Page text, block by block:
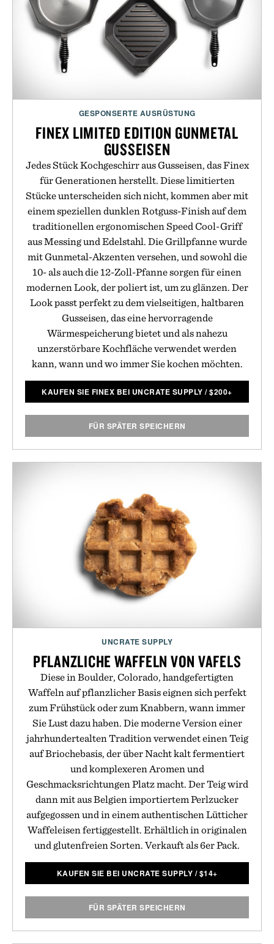
GESPONSERTE AUSRÜSTUNG
FINEX LIMITED EDITION GUNMETAL
GUSSEISEN
Jedes Stück Kochgeschirr aus Gusseisen, das Finex
für Generationen herstellt. Diese limitierten
Stücke unterscheiden sich nicht, kommen aber mit
einem speziellen dunklen Rotguss-Finish auf dem
traditionellen ergonomischen Speed Cool-Griff
aus Messing und Edelstahl. Die Grillpfanne wurde
mit Gunmetal-Akzenten versehen, und sowohl die
10- als auch die 12-Zoll-Pfanne sorgen für einen
modernen Look, der poliert ist, um zu glänzen. Der
Look passt perfekt zu dem vielseitigen, haltbaren
Gusseisen, das eine hervorragende
Wärmespeicherung bietet und als nahezu
unzerstörbare Kochfläche verwendet werden
kann, wann und wo immer Sie kochen möchten.
KAUFEN SIE FINEX BEI UNCRATE SUPPLY /$200+
FÜR SPÄTER SPEICHERN
UNCRATE SUPPLY
PFLANZLICHE WAFFELN VON VAFELS
Diese in Boulder, Colorado, handgefertigten
Waffeln auf pflanzlicher Basis eignen sich perfekt
zum Frühstück oder zum Knabbern, wann immer
Sie Lust dazu haben. Die moderne Version einer
jahrhundertealten Tradition verwendet einen Teig
auf Briochebasis, der über Nacht kalt fermentiert
und komplexeren Aromen und
Geschmacksrichtungen Platz macht. Der Teig wird
dann mit aus Belgien importiertem Perlzucker
aufgegossen und in einem authentischen Lütticher
Waffeleisen fertiggestellt. Erhältlich in originalen
und glutenfreien Sorten. Verkauft als 6er Pack.
KAUFEN SIE BEI UNCRATE SUPPLY /$14+
FÜR SPÄTER SPEICHERN